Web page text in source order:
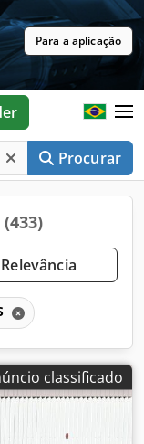
Para a aplicação
Procurar
(433)
Relevância
classificado